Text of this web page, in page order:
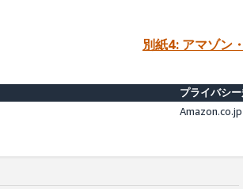
別紙4: アマゾン
プライバシ